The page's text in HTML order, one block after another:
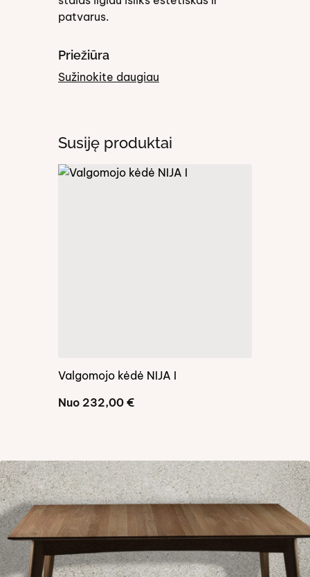
patvarus.
Priežiūra
Sužinokite daugiau
Susiję produktai
Valgomojo kėdė NIJA I
Nuo 232,00 €